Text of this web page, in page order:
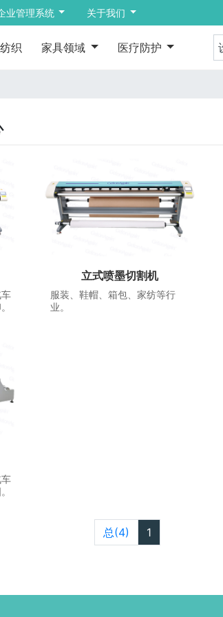
业管理系统 关于我们
织 家具领域 医疗防护
立式喷墨切割机
服装、鞋帽、箱包、家纺等行
业。
总(4) 1